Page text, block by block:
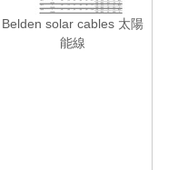
Belden solar cables 太陽
能線